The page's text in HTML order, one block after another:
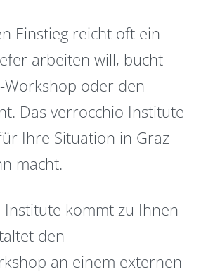
Einstieg reicht oft ein
arbeiten will, bucht
Workshop oder den
Das verrocchio Institute
Ihre Situation in Graz
macht.
Institute kommt zu Ihnen
den
an einem externen